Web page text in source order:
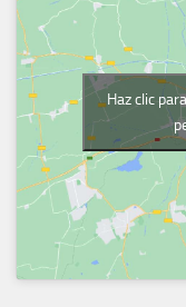
Haz clic